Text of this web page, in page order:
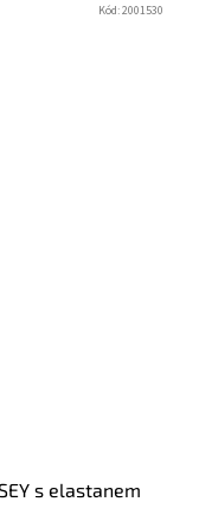
s elastanem
Kód:2001530